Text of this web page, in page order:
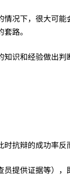
情况下，很大可
路。
识和经验做出判
抗辩的成功率反
提供证据等），